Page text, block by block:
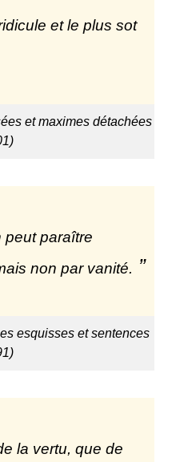
et le plus sot
et maximes détachées
peut paraître
non par vanité.
esquisses et sentences
la vertu, que de